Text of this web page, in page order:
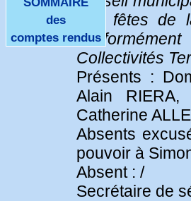
des
comptes rendus
des fêtes de
Collectivités
Présents :
Alain RIERA,
Catherine
Absents
pouvoir à
Absent : /
Secrétaire de